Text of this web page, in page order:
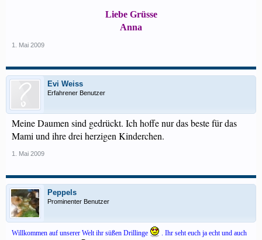
Liebe Grüsse
Anna
1. Mai 2009
Evi Weiss
Erfahrener Benutzer
Meine Daumen sind gedrückt. Ich hoffe nur das beste für das
Mami und ihre drei herzigen Kinderchen.
1. Mai 2009
Peppels
Prominenter Benutzer
Willkommen auf unserer Welt ihr süßen Drillinge
. Ihr seht euch ja echt und auch